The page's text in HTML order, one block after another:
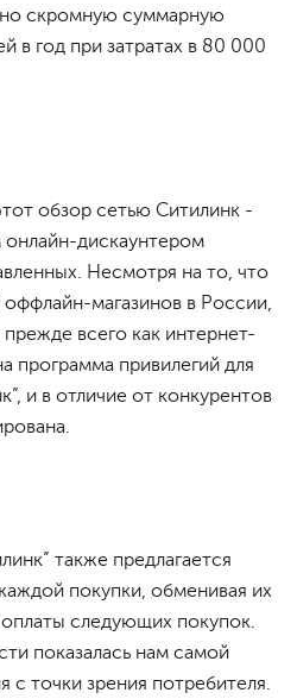
скромную суммарную
в год при затратах в 80 000
обзор сетью Ситилинк -
дискаунтером
Несмотря на то, что
магазинов в России,
всего как интернет-
программа привилегий для
и в отличие от конкурентов
также предлагается
покупки, обменивая их
оплаты следующих покупок.
показалась нам самой
с точки зрения потребителя.